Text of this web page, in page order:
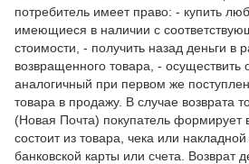
потребитель имеет право: - купить
имеющиеся в наличии с
стоимости, - получить назад деньги в
возвращенного товара, - осуществить
аналогичный при первом же
товара в продажу. В случае возврата
(Новая Почта) покупатель формирует
состоит из товара, чека или
банковской карты или счета. Возврат